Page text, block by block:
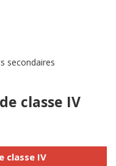
secondaires
classe IV
classe IV